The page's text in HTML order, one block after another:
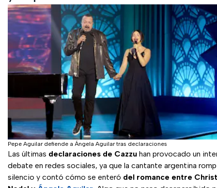
Pepe Aguilar defiende a Ángela Aguilar tras declaraciones
Las últimas declaraciones de Cazzu han provocado un
debate en redes sociales, ya que la cantante argentina
silencio y contó cómo se enteró del romance entre